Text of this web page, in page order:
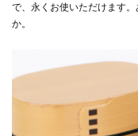
で、永くお使いただけます
か。